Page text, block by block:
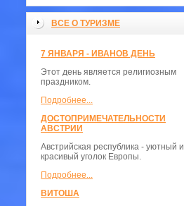
ВСЕ О ТУРИЗМЕ
7 ЯНВАРЯ - ИВАНОВ ДЕНЬ
Этот день является религиозным
праздником.
Подробнее...
ДОСТОПРИМЕЧАТЕЛЬНОСТИ
АВСТРИИ
Австрийская республика - уютный и
красивый уголок Европы.
Подробнее...
ВИТОША